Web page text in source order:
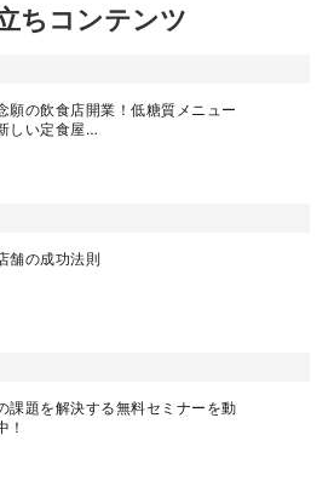
ちコンテンツ
願の飲食店開業！低糖質メニュー
しい定食屋…
舗の成功法則
課題を解決する無料セミナーを動
！